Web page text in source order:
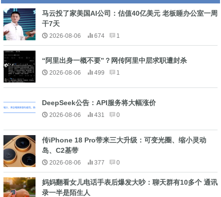
马云投了家美国AI公司：估值40亿美元 老板睡办公室一周
干7天
2026-08-06 674 1
“阿里出身一概不要”？网传阿里中层求职遭封杀
2026-08-06 499 1
DeepSeek公告：API服务将大幅涨价
2026-08-06 431 0
传iPhone 18 Pro带来三大升级：可变光圈、缩小灵动
岛、C2基带
2026-08-06 377 0
妈妈翻看女儿电话手表后爆发大吵：聊天群有10多个 通讯
录一半是陌生人